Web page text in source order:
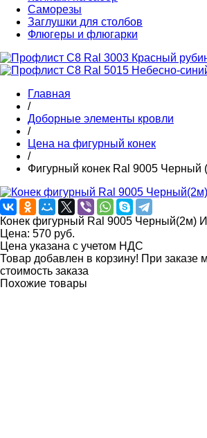
Cаморезы
Заглушки для столбов
Флюгеры и флюгарки
Главная
/
Доборные элементы кровли
/
Цена на фигурный конек
/
Фигурный конек Ral 9005 Черный
Конек фигурный Ral 9005 Черный(2м)
Цена: 570 руб.
Цена указана с учетом НДС
Товар добавлен в корзину! При заказе
стоимость заказа
Похожие товары